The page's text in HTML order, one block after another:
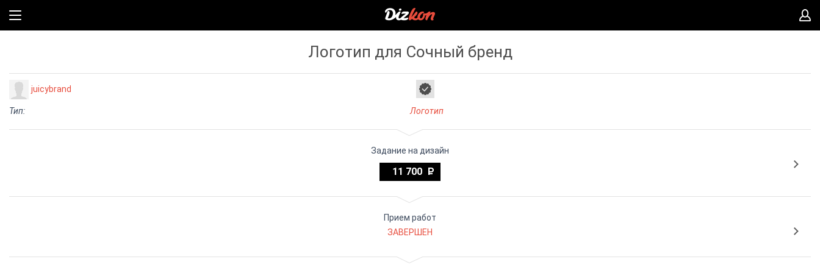
Логотип для Сочный бренд
juicybrand
Тип: Логотип
Задание на дизайн
11 700
Прием работ
ЗАВЕРШЕН